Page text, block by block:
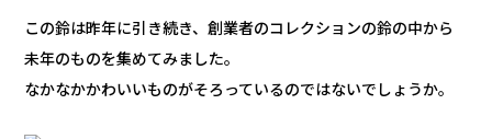
この鈴は昨年に引き続き、創業者のコレクションの鈴の中から
未年のものを集めてみました。
なかなかかわいいものがそろっているのではないでしょうか。